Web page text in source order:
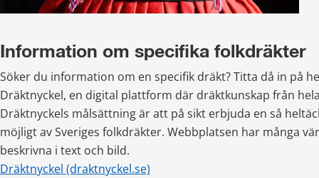
Information om specifika folkdräkter
Söker du information om en specifik dräkt? Titta då in på
Dräktnyckel, en digital plattform där dräktkunskap från
Dräktnyckels målsättning är att på sikt erbjuda en så
möjligt av Sveriges folkdräkter. Webbplatsen har många
beskrivna i text och bild.
Dräktnyckel (draktnyckel.se)